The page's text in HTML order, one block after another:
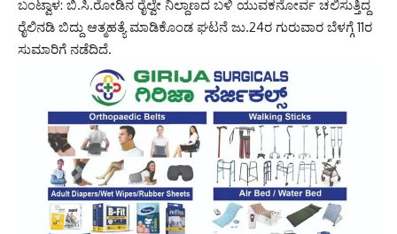
ಬಂಟ್ವಾಳ: ಬಿ.ಸಿ.ರೋಡಿನ ರೈಲ್ವೇ ನಿಲ್ದಾಣದ ಬಳಿ ಯುವಕನೋರ್ವ ಚಲಿಸುತ್ತಿದ್ದ
ರೈಲಿನಡಿ ಬಿದ್ದು ಆತ್ಮಹತ್ಯೆ ಮಾಡಿಕೊಂಡ ಘಟನೆ ಜು.24ರ ಗುರುವಾರ ಬೆಳಗ್ಗೆ 11ರ
ಸುಮಾರಿಗೆ ನಡೆದಿದೆ.